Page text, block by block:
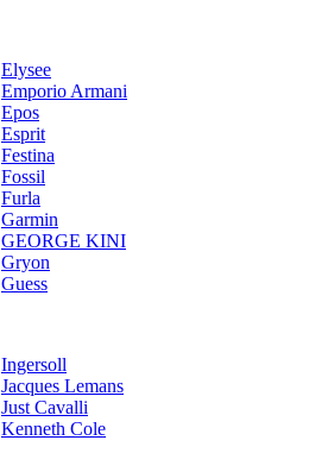
Elysee
Emporio Armani
Epos
Esprit
Festina
Fossil
Furla
Garmin
GEORGE KINI
Gryon
Guess
Ingersoll
Jacques Lemans
Just Cavalli
Kenneth Cole